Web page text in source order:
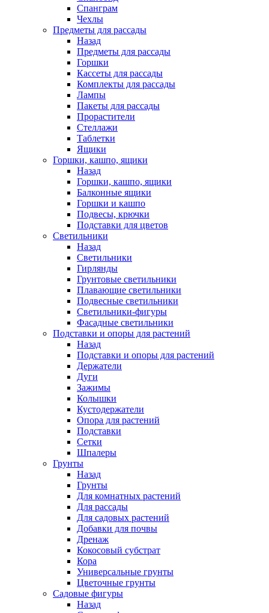
Спанграм
Чехлы
Предметы для рассады
Назад
Предметы для рассады
Горшки
Кассеты для рассады
Комплекты для рассады
Лампы
Пакеты для рассады
Прорастители
Стеллажи
Таблетки
Ящики
Горшки, кашпо, ящики
Назад
Горшки, кашпо, ящики
Балконные ящики
Горшки и кашпо
Подвесы, крючки
Подставки для цветов
Светильники
Назад
Светильники
Гирлянды
Грунтовые светильники
Плавающие светильники
Подвесные светильники
Светильники-фигуры
Фасадные светильники
Подставки и опоры для растений
Назад
Подставки и опоры для растений
Держатели
Дуги
Зажимы
Колышки
Кустодержатели
Опора для растений
Подставки
Сетки
Шпалеры
Грунты
Назад
Грунты
Для комнатных растений
Для рассады
Для садовых растений
Добавки для почвы
Дренаж
Кокосовый субстрат
Кора
Универсальные грунты
Цветочные грунты
Садовые фигуры
Назад